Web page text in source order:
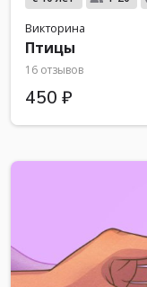
Викторина
Птицы
16 отзывов
450 ₽